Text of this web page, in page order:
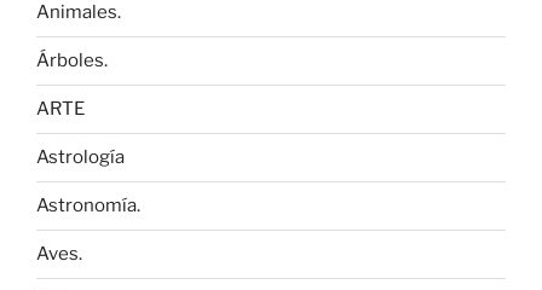
Animales.
Árboles.
ARTE
Astrología
Astronomía.
Aves.